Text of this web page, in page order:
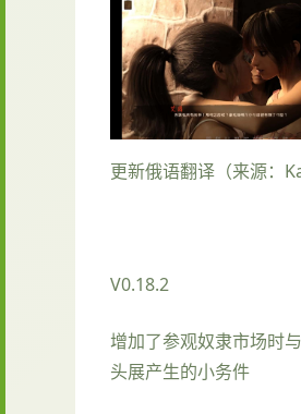
更新俄语翻译（来源：
V0.18.2
增加了参观奴隶市场时
头展产生的小务件